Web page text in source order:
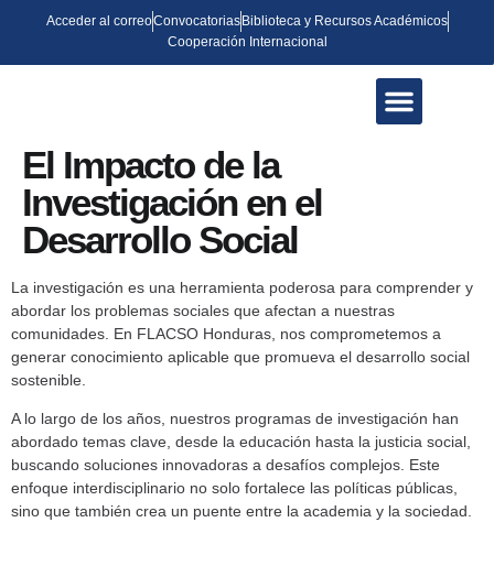
Acceder al correoConvocatorias Biblioteca y Recursos Académicos
Cooperación Internacional
El Impacto de la
Investigación en el
Desarrollo Social
La investigación es una herramienta poderosa para comprender y
abordar los problemas sociales que afectan a nuestras
comunidades. En FLACSO Honduras, nos comprometemos a
generar conocimiento aplicable que promueva el desarrollo social
sostenible.
A lo largo de los años, nuestros programas de investigación han
abordado temas clave, desde la educación hasta la justicia social,
buscando soluciones innovadoras a desafíos complejos. Este
enfoque interdisciplinario no solo fortalece las políticas públicas,
sino que también crea un puente entre la academia y la sociedad.